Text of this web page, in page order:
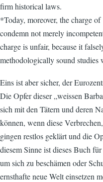
firm historical laws.
*Today, moreover, the charge
condemn not merely
charge is unfair, because it
methodologically sound
Eins ist aber sicher, der
Die Opfer dieser „weissen
sich mit den Tätern und deren
können, wenn diese
gingen restlos geklärt und die
diesem Sinne ist dieses Buch
um sich zu beschämen oder
ernsthafte neue Welt einsetzen